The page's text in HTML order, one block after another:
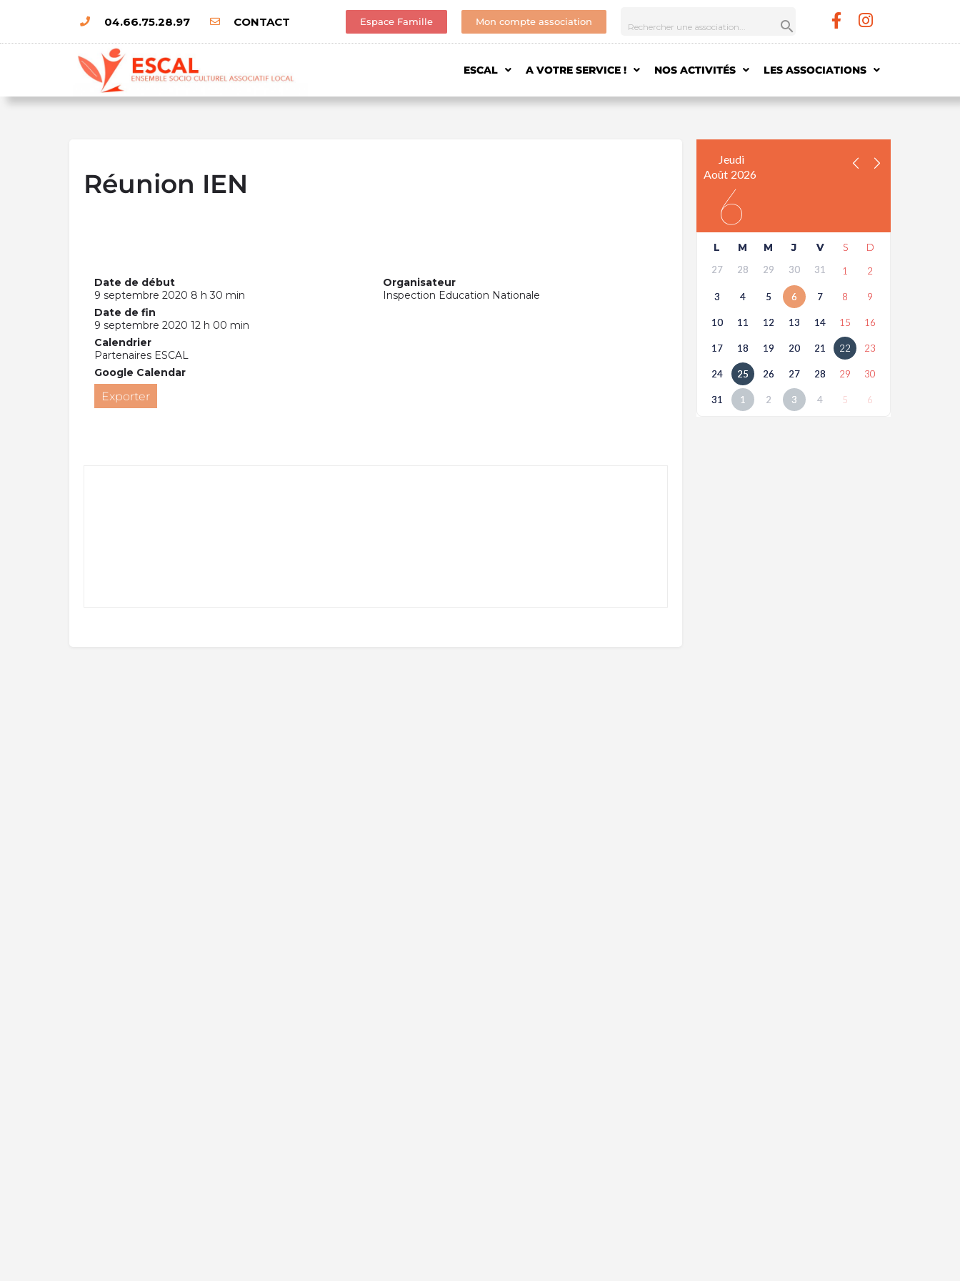
04.66.75.28.97 CONTACT Espace Famille Mon compte association
ESCAL A VOTRE SERVICE ! NOS ACTIVITÉS LES ASSOCIATIONS
Réunion IEN
Date de début
9 septembre 2020 8 h 30 min
Date de fin
9 septembre 2020 12 h 00 min
Calendrier
Partenaires ESCAL
Google Calendar
Exporter
Organisateur
Inspection Education Nationale
Jeudi
Août 2026
6
L M M J V S D
27 28 29 30 31 1 2
3 4 5 6 7 8 9
10 11 12 13 14 15 16
17 18 19 20 21 22 23
24 25 26 27 28 29 30
31 1 2 3 4 5 6